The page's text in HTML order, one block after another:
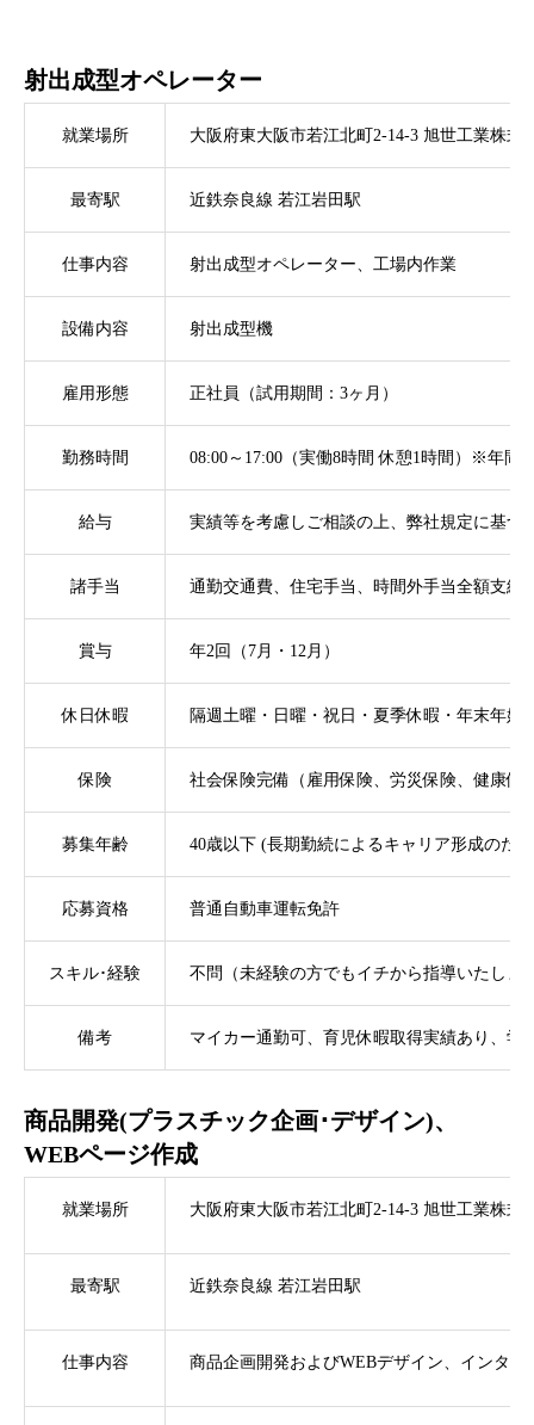
射出成型オペレーター
就業場所 大阪府東大阪市若江北町2-14-3 旭世工業株式
最寄駅 近鉄奈良線 若江岩田駅
仕事内容 射出成型オペレーター、工場内作業
設備内容 射出成型機
雇用形態 正社員（試用期間：3ヶ月）
勤務時間 08:00～17:00（実働8時間 休憩1時間）※年間
給与 実績等を考慮しご相談の上、弊社規定に基づ
諸手当 通勤交通費、住宅手当、時間外手当全額支給
賞与 年2回（7月・12月）
休日休暇 隔週土曜・日曜・祝日・夏季休暇・年末年始
保険 社会保険完備（雇用保険、労災保険、健康保
募集年齢 40歳以下 (長期勤続によるキャリア形成のた
応募資格 普通自動車運転免許
スキル･経験 不問（未経験の方でもイチから指導いたしま
備考 マイカー通勤可、育児休暇取得実績あり、学
商品開発(プラスチック企画･デザイン)、
WEBページ作成
就業場所 大阪府東大阪市若江北町2-14-3 旭世工業株式
最寄駅 近鉄奈良線 若江岩田駅
仕事内容 商品企画開発およびWEBデザイン、インタ